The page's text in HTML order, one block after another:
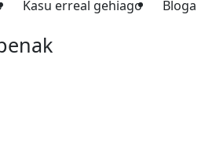
Kasu erreal gehiago Bloga